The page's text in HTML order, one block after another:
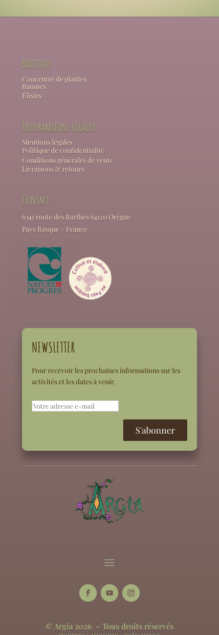
Boutique
Concentré de plantes
Baumes
Élixirs
Informations légales
Mentions légales
Politique de confidentialité
Conditions générales de vente
Livraisons & retours
Contact
6341 route des Barthes 64120 Orègue
Pays Basque – France
NEWSLETTER
Pour recevoir les prochaines informations sur les
activités et les dates à venir.
© Argia 2026 – Tous droits réservés